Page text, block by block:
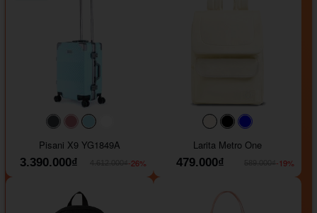
#40454a#b76e79
#9ad8e7
Pisani X9 YG1849A
3.390.000₫
-26%
#faf0e6#000000
Larita Metro One
479.000₫
-19%